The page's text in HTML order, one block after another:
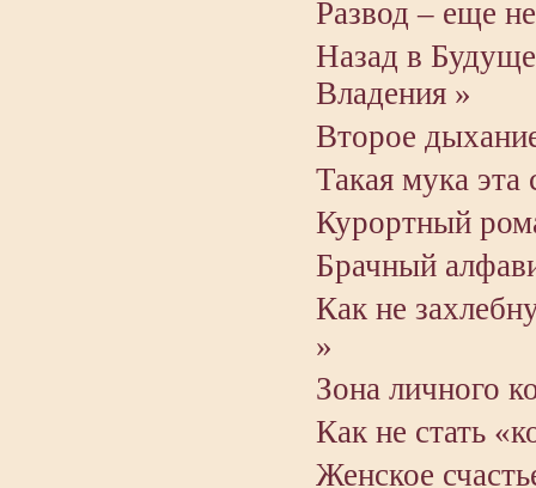
Развод – еще
Назад в
Владения »
Второе
Такая мука
Курортный
Брачный
Как не
»
Зона личного
Как не стать
Женское